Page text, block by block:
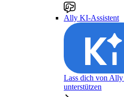
Ally KI-Assistent
Lass dich von Ally
unterstützen